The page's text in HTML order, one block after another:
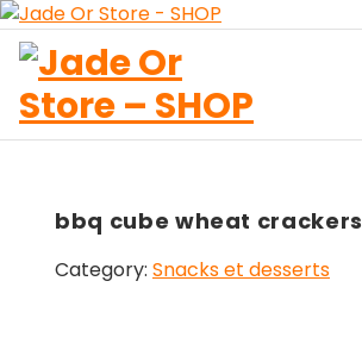
Aller
au
contenu
bbq cube wheat crackers
Category: Snacks et desserts